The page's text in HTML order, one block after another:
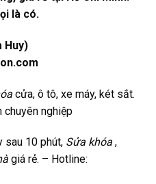
là có.
Huy)
cửa, ô tô, xe máy, két sắt.
chuyên nghiệp
sau 10 phút, Sửa khóa ,
giá rẻ. – Hotline: